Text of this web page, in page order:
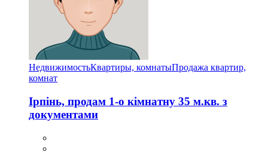
НедвижимостьКвартиры, комнатыПродажа квартир,
комнат
Ірпінь, продам 1-о кімнатну 35 м.кв. з
документами